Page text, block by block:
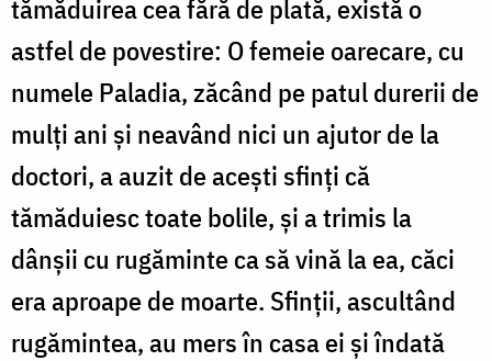
tămăduirea cea fără de plată, există o
astfel de povestire: O femeie oarecare, cu
numele Paladia, zăcând pe patul durerii de
mulți ani și neavând nici un ajutor de la
doctori, a auzit de acești sfinți că
tămăduiesc toate bolile, și a trimis la
dânșii cu rugăminte ca să vină la ea, căci
era aproape de moarte. Sfinții, ascultând
rugămintea, au mers în casa ei și îndată